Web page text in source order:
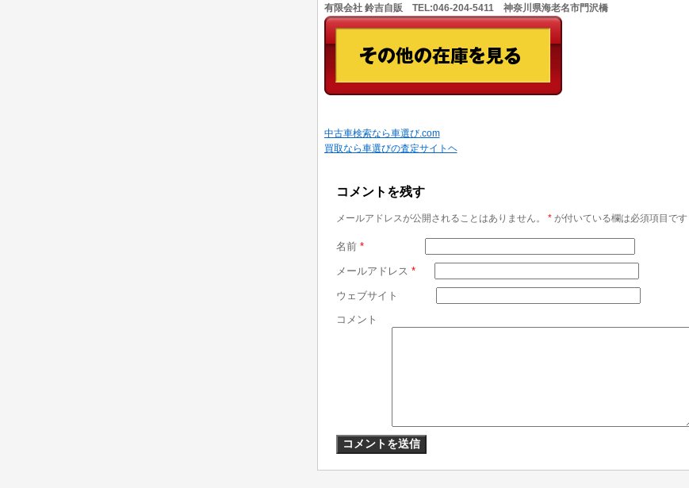
有限会社 鈴吉自販 TEL:046-204-5411 神奈川県海老名市門沢橋
中古車検索なら車選び.com
買取なら車選びの査定サイトヘ
コメントを残す
メールアドレスが公開されることはありません。 *が付いている欄は必須項目です
名前 *
メールアドレス *
ウェブサイト
コメント